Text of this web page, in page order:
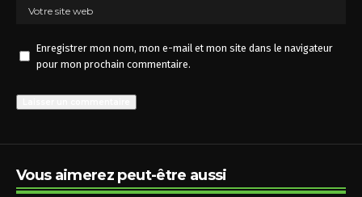
Enregistrer mon nom, mon e-mail et mon site dans le navigateur
pour mon prochain commentaire.
Vous aimerez peut-être aussi